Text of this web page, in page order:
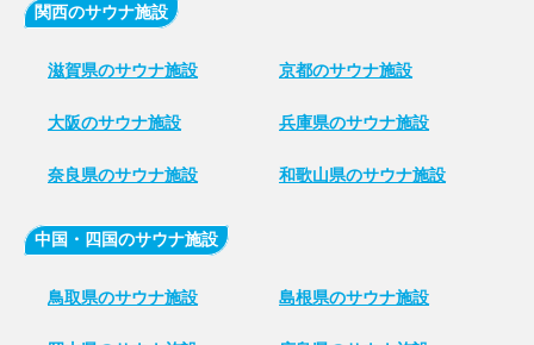
関西のサウナ施設
滋賀県のサウナ施設 京都のサウナ施設
大阪のサウナ施設 兵庫県のサウナ施設
奈良県のサウナ施設 和歌山県のサウナ施設
中国・四国のサウナ施設
鳥取県のサウナ施設 島根県のサウナ施設